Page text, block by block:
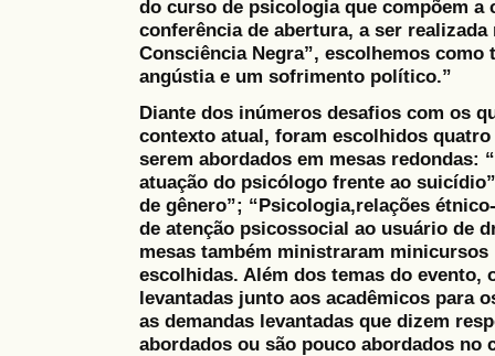
do curso de psicologia que compõem a
conferência de abertura, a ser
Consciência Negra”, escolhemos
angústia e um sofrimento político.”
Diante dos inúmeros desafios com os
contexto atual, foram escolhidos
serem abordados em mesas redondas:
atuação do psicólogo frente ao
de gênero”; “Psicologia,relações
de atenção psicossocial ao usuário de
mesas também ministraram
escolhidas. Além dos temas do evento,
levantadas junto aos acadêmicos para
as demandas levantadas que dizem
abordados ou são pouco abordados no